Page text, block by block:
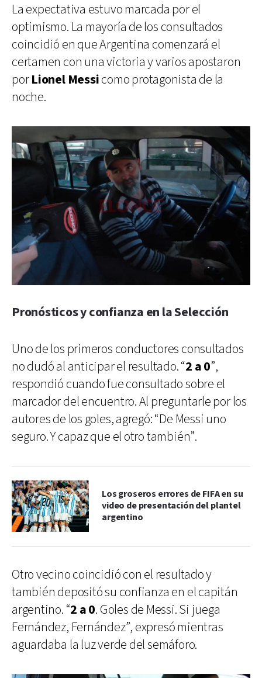
La expectativa estuvo marcada por el
optimismo. La mayoría de los consultados
coincidió en que Argentina comenzará el
certamen con una victoria y varios apostaron
porLionel Messicomo protagonista de la
noche.
Pronósticos y confianza en la Selección
Uno de los primeros conductores consultados
no dudó al anticipar el resultado. “2 a 0”,
respondió cuando fue consultado sobre el
marcador del encuentro. Al preguntarle por los
autores de los goles, agregó: “De Messi uno
seguro. Y capaz que el otro también”.
Los groseros errores de FIFA en su
video de presentación del plantel
argentino
Otro vecino coincidió con el resultado y
también depositó su confianza en el capitán
argentino. “2 a 0. Goles de Messi. Si juega
Fernández, Fernández”, expresó mientras
aguardaba la luz verde del semáforo.